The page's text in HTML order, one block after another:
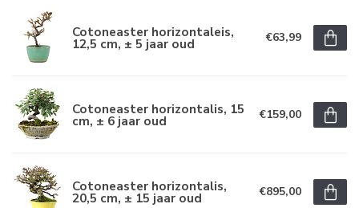
Cotoneaster horizontaleis,
12,5 cm, ± 5 jaar oud €63,99
Cotoneaster horizontalis, 15
cm, ± 6 jaar oud €159,00
Cotoneaster horizontalis,
20,5 cm, ± 15 jaar oud €895,00